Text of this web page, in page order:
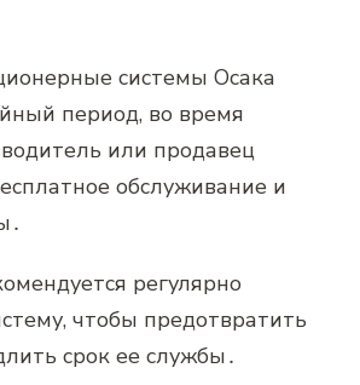
системы Осака
период‚ во время
или продавец
обслуживание и
регулярно
чтобы предотвратить
срок ее службы․